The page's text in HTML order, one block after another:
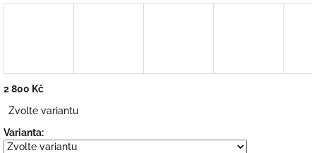
2 800 Kč
cena:
Zvolte variantu
Varianta: